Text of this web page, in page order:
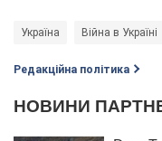
Україна Війна в Україні
Редакційна політика